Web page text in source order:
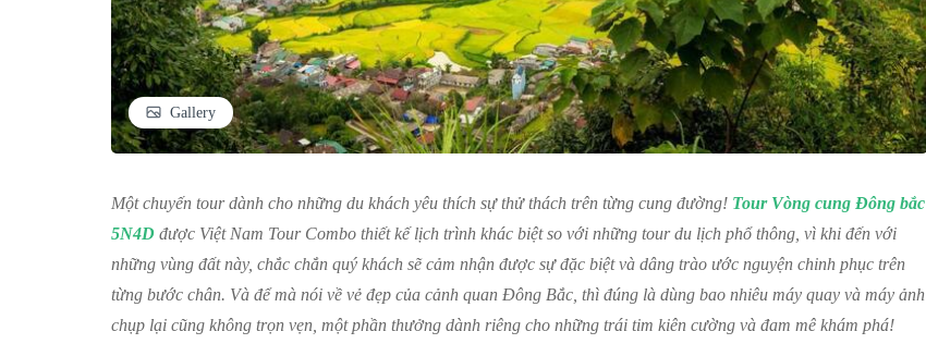
Gallery
Một chuyến tour dành cho những du khách yêu thích sự thử thách trên từng cung đường! Tour Vòng cung Đông bắc
5N4D được Việt Nam Tour Combo thiết kế lịch trình khác biệt so với những tour du lịch phổ thông, vì khi đến với
những vùng đất này, chắc chắn quý khách sẽ cảm nhận được sự đặc biệt và dâng trào ước nguyện chinh phục trên
từng bước chân. Và để mà nói về vẻ đẹp của cảnh quan Đông Bắc, thì đúng là dùng bao nhiêu máy quay và máy ảnh
chụp lại cũng không trọn vẹn, một phần thưởng dành riêng cho những trái tim kiên cường và đam mê khám phá!